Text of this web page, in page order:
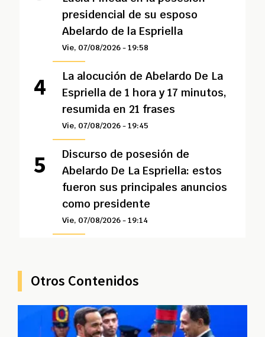
presidencial de su esposo
Abelardo de la Espriella
Vie, 07/08/2026 - 19:58
La alocución de Abelardo De La
Espriella de 1 hora y 17 minutos,
resumida en 21 frases
Vie, 07/08/2026 - 19:45
Discurso de posesión de
Abelardo De La Espriella: estos
fueron sus principales anuncios
como presidente
Vie, 07/08/2026 - 19:14
Otros Contenidos